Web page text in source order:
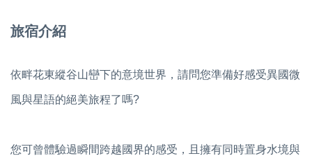
旅宿介紹
依畔花東縱谷山巒下的意境世界，請問您準備好感受異國微
風與星語的絕美旅程了嗎?
您可曾體驗過瞬間跨越國界的感受，且擁有同時置身水境與